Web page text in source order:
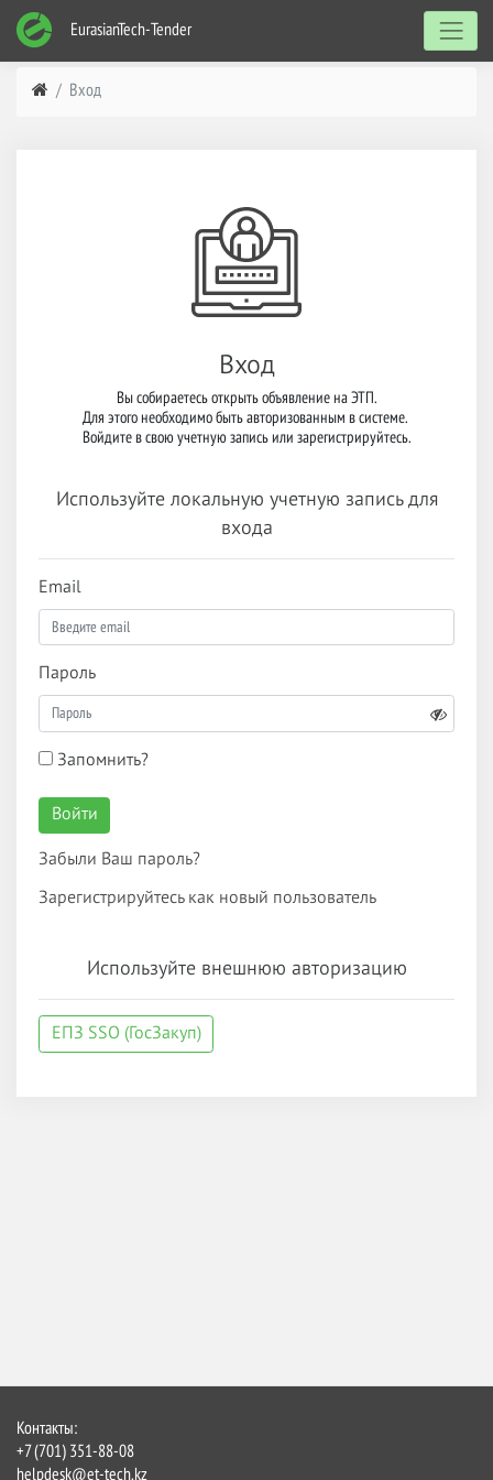
EurasianTech-Tender
Вход
Вход
Вы собираетесь открыть объявление на ЭТП.
Для этого необходимо быть авторизованным в системе.
Войдите в свою учетную запись или зарегистрируйтесь.
Используйте локальную учетную запись для
входа
Email
Пароль
Запомнить?
Войти
Забыли Ваш пароль?
Зарегистрируйтесь как новый пользователь
Используйте внешнюю авторизацию
ЕПЗ SSO (ГосЗакуп)
Контакты:
+7 (701) 351-88-08
helpdesk@et-tech.kz